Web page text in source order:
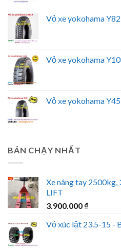
Vỏ xe yokohama
Vỏ xe yokohama
Vỏ xe yokohama Y45
BÁN CHẠY NHẤT
Xe nâng tay
LIFT
3.900.000 ₫
Vỏ xúc lật 23.5-15 -